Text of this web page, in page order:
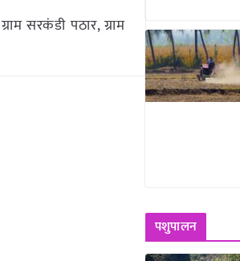
सरकंडी पठार, ग्राम
पशुपालन